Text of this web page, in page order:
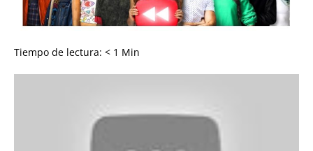
Tiempo de lectura: < 1 Min